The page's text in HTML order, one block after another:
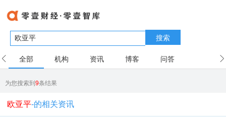
搜索
全部 机构 资讯 博客 问答
为您搜索到9条结果
欧亚平-的相关资讯